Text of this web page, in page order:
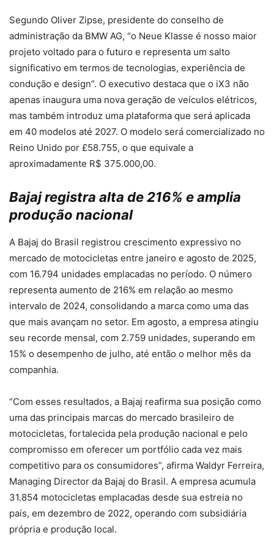
Segundo Oliver Zipse, presidente do conselho de
administração da BMW AG, “o Neue Klasse é nosso maior
projeto voltado para o futuro e representa um salto
significativo em termos de tecnologias, experiência de
condução e design”. O executivo destaca que o iX3 não
apenas inaugura uma nova geração de veículos elétricos,
mas também introduz uma plataforma que será aplicada
em 40 modelos até 2027. O modelo será comercializado no
Reino Unido por £58.755, o que equivale a
aproximadamente R$ 375.000,00.
Bajaj registra alta de 216% e amplia
produção nacional
A Bajaj do Brasil registrou crescimento expressivo no
mercado de motocicletas entre janeiro e agosto de 2025,
com 16.794 unidades emplacadas no período. O número
representa aumento de 216% em relação ao mesmo
intervalo de 2024, consolidando a marca como uma das
que mais avançam no setor. Em agosto, a empresa atingiu
seu recorde mensal, com 2.759 unidades, superando em
15% o desempenho de julho, até então o melhor mês da
companhia.
“Com esses resultados, a Bajaj reafirma sua posição como
uma das principais marcas do mercado brasileiro de
motocicletas, fortalecida pela produção nacional e pelo
compromisso em oferecer um portfólio cada vez mais
competitivo para os consumidores”, afirma Waldyr Ferreira,
Managing Director da Bajaj do Brasil. A empresa acumula
31.854 motocicletas emplacadas desde sua estreia no
país, em dezembro de 2022, operando com subsidiária
própria e produção local.